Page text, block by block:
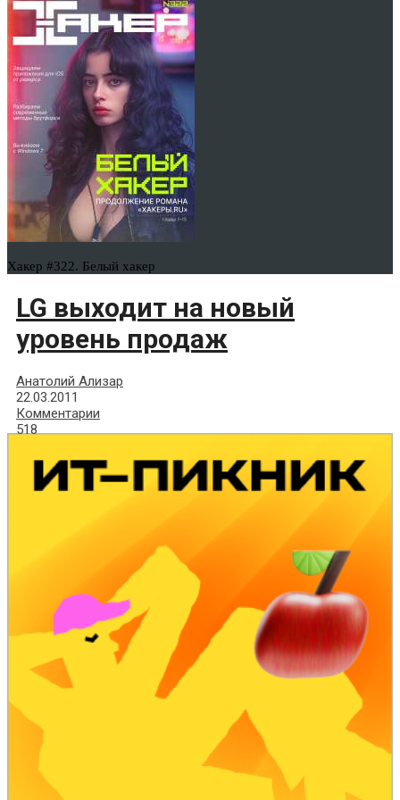
Хакер #322. Белый хакер
LG выходит на новый
уровень продаж
Анатолий Ализар
22.03.2011
Комментарии
518